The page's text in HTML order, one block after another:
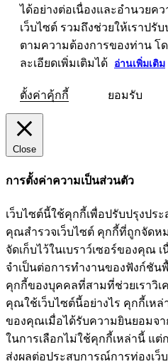
ได้อย่างต่อเนื่องและอำนวยค
เว็บไซต์ รวมถึงช่วยให้เราปรั
ตามความต้องการของท่าน โ
ละเอียดเพิ่มเติมได้
อ่านเพิ่มเติม
ตั้งค่าคุ้กกี้ ยอมรับ
Close
การตั้งค่าความเป็นส่วนตัว
เว็บไซต์นี้ใช้คุกกี้เพื่อปรับปรุงป
คุณสำรวจเว็บไซต์ คุกกี้ที่ถูกจัดห
จัดเก็บไว้ในเบราว์เซอร์ของคุณ
จำเป็นต่อการทำงานของฟังก์ชัน
คุกกี้ของบุคคลที่สามที่ช่วยเราวิเ
คุณใช้เว็บไซต์นี้อย่างไร คุกกี้เหล่
ของคุณเมื่อได้รับความยินยอมจ
ในการเลือกไม่ใช้คุกกี้เหล่านี้ แต่
ส่งผลต่อประสบการณ์การท่องเ